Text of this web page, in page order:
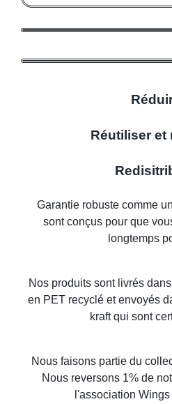
Réutiliser et
Garantie robuste comme
sont conçus pour que
longtemps
Nos produits sont livrés
en PET recyclé et envoyés
kraft qui sont
Nous faisons partie du
Nous reversons 1% de
l'association